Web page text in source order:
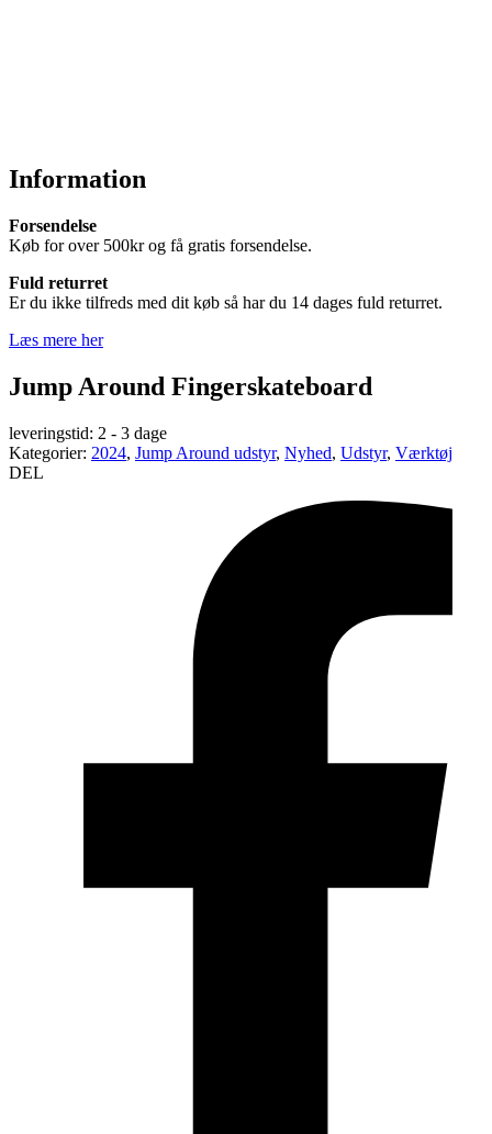
Information
Forsendelse
Køb for over 500kr og få gratis forsendelse.
Fuld returret
Er du ikke tilfreds med dit køb så har du 14 dages fuld returret.
Læs mere her
Jump Around Fingerskateboard
leveringstid: 2 - 3 dage
Kategorier: 2024, Jump Around udstyr, Nyhed, Udstyr, Værktøj
DEL